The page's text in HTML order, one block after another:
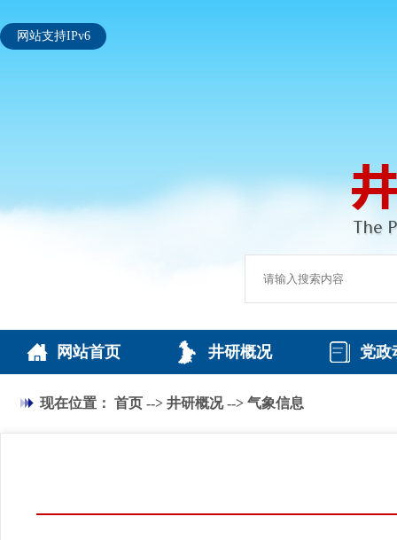
网站支持IPv6
网站首页 井研概况 党政
现在位置： 首页 --> 井研概况--> 气象信息